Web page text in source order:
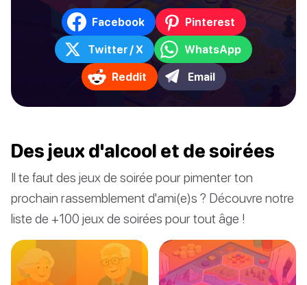
Facebook Pinterest
Twitter / X WhatsApp
Reddit Email
Des jeux d'alcool et de soirées
Il te faut des jeux de soirée pour pimenter ton
prochain rassemblement d'ami(e)s ? Découvre notre
liste de +100 jeux de soirées pour tout âge !